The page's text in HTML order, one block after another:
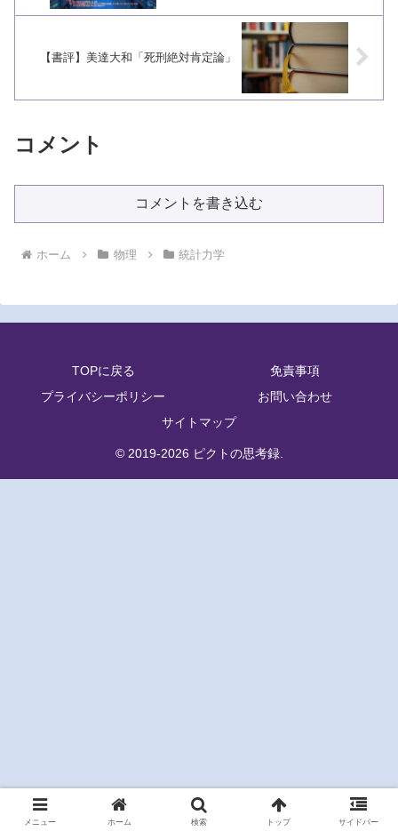
【書評】美達大和「死刑絶対肯定論」
コメント
コメントを書き込む
ホーム 物理 統計力学
TOPに戻る
免責事項
プライバシーポリシー
お問い合わせ
サイトマップ
© 2019-2026 ピクトの思考録.
メニュー ホーム 検索 トップ サイドバー